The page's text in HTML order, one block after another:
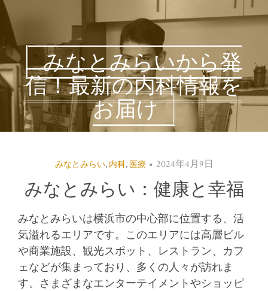
みなとみらいから発
信！最新の内科情報を
お届け
みなとみらい, 内科, 医療 2024年4月9日
みなとみらい：健康と幸福
みなとみらいは横浜市の中心部に位置する、活
気溢れるエリアです。 このエリアには高層ビル
や商業施設、観光スポット、レストラン、カフ
ェなどが集まっており、多くの人々が訪れま
す。さまざまなエンターテイメントやショッピ